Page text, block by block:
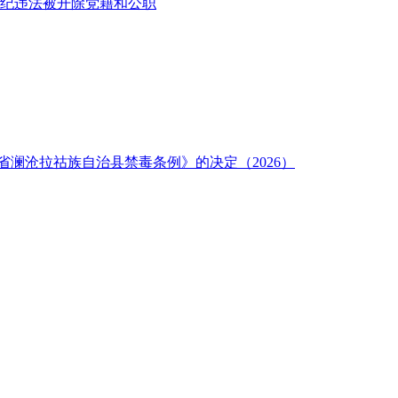
沧拉祜族自治县禁毒条例》的决定（2026）